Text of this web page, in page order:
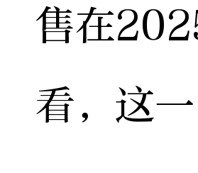
售在
看，这